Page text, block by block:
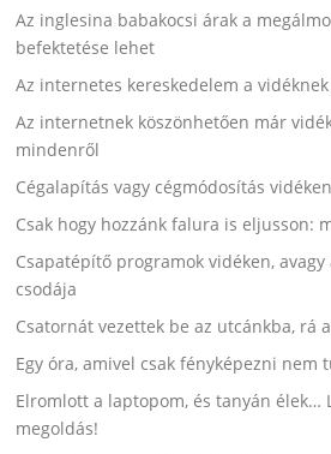
Az inglesina babakocsi árak a
befektetése lehet
Az internetes kereskedelem a
Az internetnek köszönhetően már
mindenről
Cégalapítás vagy cégmódosítás
Csak hogy hozzánk falura is eljusson:
Csapatépítő programok vidéken,
csodája
Csatornát vezettek be az utcánkba, rá
Egy óra, amivel csak fényképezni nem
Elromlott a laptopom, és tanyán élek…
megoldás!